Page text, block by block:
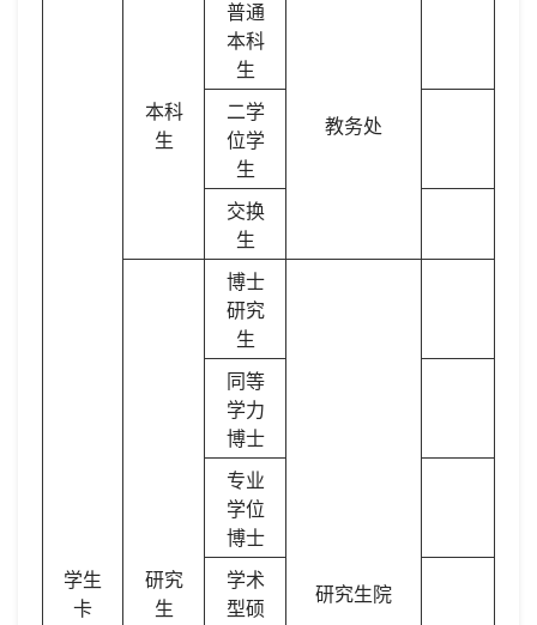
学生
卡
本科
生
普通
本科
生
教务处
二学
位学
生
交换
生
研究
生
博士
研究
生
研究生院
同等
学力
博士
专业
学位
博士
学术
型硕